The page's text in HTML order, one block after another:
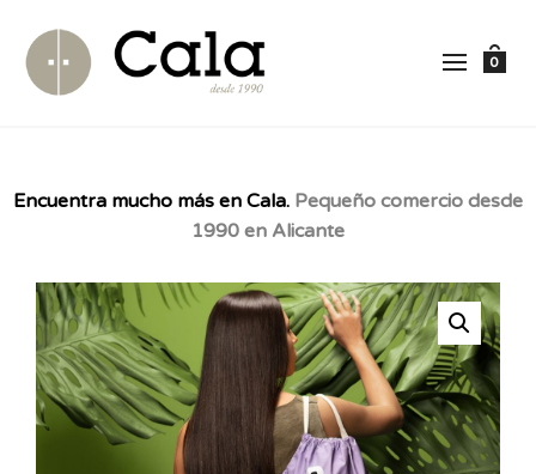
0
Encuentra mucho más en Cala. Pequeño comercio desde
1990 en Alicante